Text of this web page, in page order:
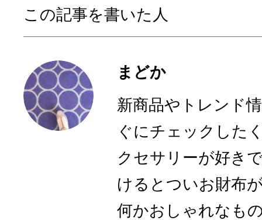
この記事を書いた人
まどか
新商品やトレンド
ぐにチェックした
クセサリーが好き
けるとついお財布
何かおしゃれなも